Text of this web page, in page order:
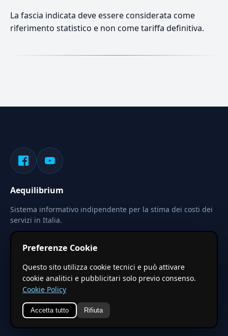
La fascia indicata deve essere considerata come
riferimento statistico e non come tariffa definitiva.
Aequilibrium
Sistema informativo indipendente per la stima dei costi dei
servizi in Italia.
Le stime pubblicate sono calcolate tramite coefficienti
territoriali regionali applicati a valori base nazionali. Non
costituiscono preventivo ufficiale.
© 2026 Aequilibrium — Un progetto di vxd.mobi
Preferenze Cookie
Questo sito utilizza cookie tecnici e può attivare
cookie analitici e pubblicitari solo previo consenso.
Cookie Policy
Accetta tutto Rifiuta